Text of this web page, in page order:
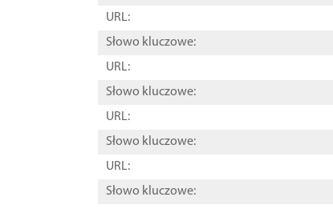
URL:
Słowo kluczowe:
URL:
Słowo kluczowe:
URL:
Słowo kluczowe:
URL:
Słowo kluczowe: